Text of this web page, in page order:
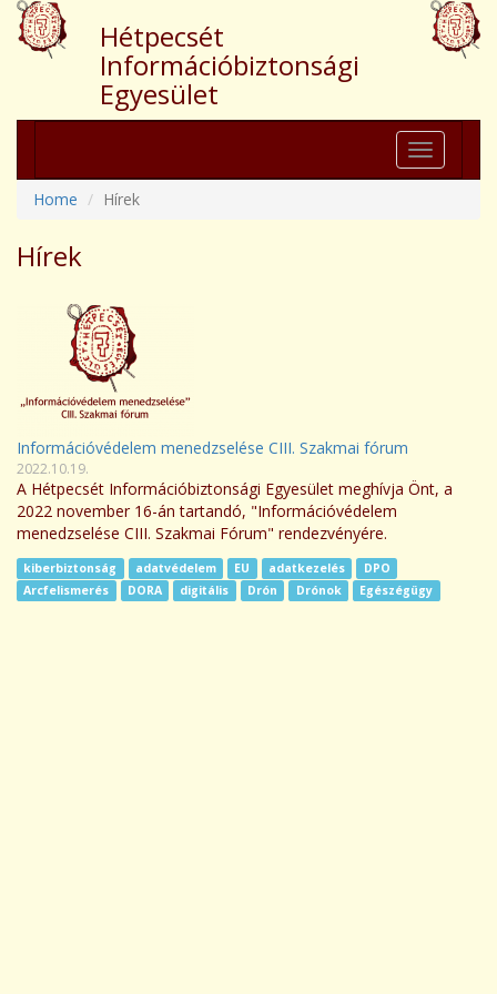
Hétpecsét
Információbiztonsági
Egyesület
Toggle
navigation
Home
Hírek
Hírek
Információvédelem menedzselése CIII. Szakmai fórum
2022.10.19.
A Hétpecsét Információbiztonsági Egyesület meghívja Önt, a
2022 november 16-án tartandó, "Információvédelem
menedzselése CIII. Szakmai Fórum" rendezvényére.
kiberbiztonság adatvédelem EU adatkezelés
DPO
Arcfelismerés
DORA digitális Drón Drónok Egészégügy